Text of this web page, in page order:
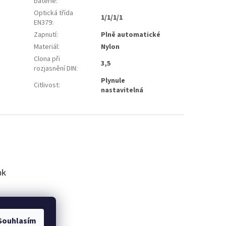
Optická třída
EN379:
1/1/1/1
Zapnutí:
Plně automatické
Materiál:
Nylon
Clona při
rozjasnění DIN: 3,5
Citlivost:
Plynule
nastavitelná